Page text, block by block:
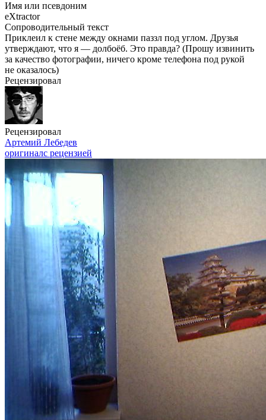
Имя или псевдоним
eXtractor
Сопроводительный текст
Приклеил к стене между окнами паззл под углом. Друзья
утверждают, что я — долбоёб. Это правда? (Прошу извинить
за качество фотографии, ничего кроме телефона под рукой
не оказалось)
Рецензировал
Рецензировал
Артемий Лебедев
оригиналс рецензией